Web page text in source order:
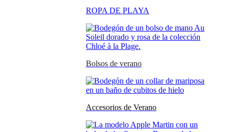
ROPA DE PLAYA
Bolsos de verano
Accesorios de Verano